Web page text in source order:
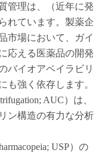
管理は、（近年に発
れています。製薬企
市場において、ガイ
応える医薬品の開発
バイオアベイラビリ
も強く依存します。
AUC）は、
ン構造の有力な分析
USP）の